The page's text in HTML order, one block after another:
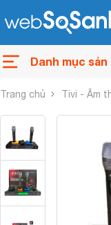
Danh mục sản
Trang chủ Tivi - Âm